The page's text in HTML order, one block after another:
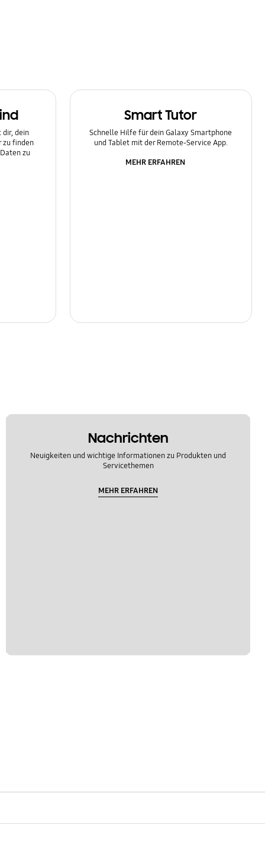
dir, dein
zu finden
zu
Smart Tutor
Schnelle Hilfe für dein Galaxy Smartphone
und Tablet mit der Remote-Service App.
MEHR ERFAHREN
Nachrichten
Neuigkeiten und wichtige Informationen zu Produkten und
Servicethemen
MEHR ERFAHREN